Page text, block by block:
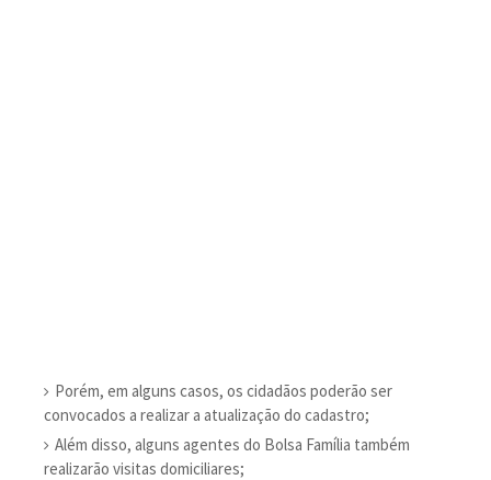
Porém, em alguns casos, os cidadãos poderão ser
convocados a realizar a atualização do cadastro;
Além disso, alguns agentes do Bolsa Família também
realizarão visitas domiciliares;